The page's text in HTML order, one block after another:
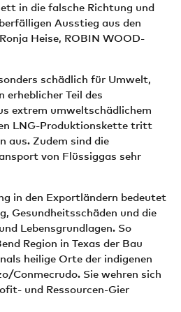
in die falsche Richtung und
Ausstieg aus den
Heise, ROBIN WOOD-
schädlich für Umwelt,
erheblicher Teil des
extrem umweltschädlichem
LNG-Produktionskette tritt
aus. Zudem sind die
von Flüssiggas sehr
in den Exportländern bedeutet
Gesundheitsschäden und die
Lebensgrundlagen. So
Region in Texas der Bau
heilige Orte der indigenen
Conmecrudo. Sie wehren sich
und Ressourcen-Gier